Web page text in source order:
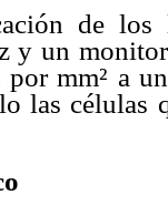
de
y un
por mm² a
las células